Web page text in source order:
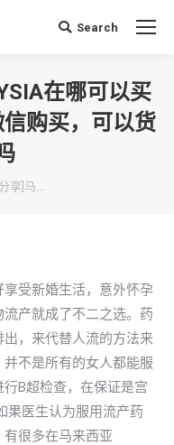
搜 Search
在哪可以买
购买，可以货
[分享]马…
受新婚生活，意外怀孕
产就成了不二之选。药
，来代替人流的方法来
不是所有的女人都能服
B超检查，在保证是宫
果医生认为服用流产药
很多在马来西亚